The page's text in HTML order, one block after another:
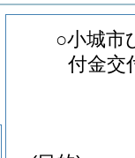
○小城市
付金交